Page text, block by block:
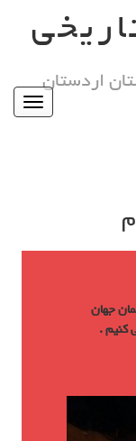
اردستان
Toggle
جهان
کنیم .